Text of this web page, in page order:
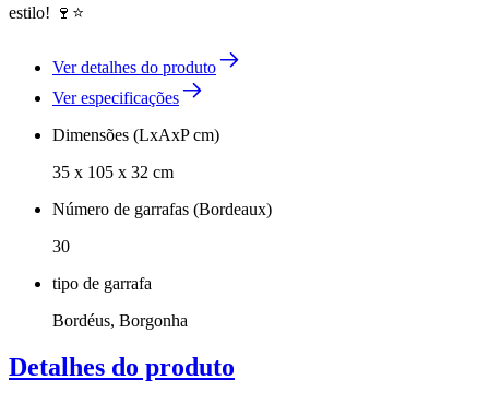
estilo! 🍷⭐
Ver detalhes do produto
Ver especificações
Dimensões (LxAxP cm)
35 x 105 x 32 cm
Número de garrafas (Bordeaux)
30
tipo de garrafa
Bordéus, Borgonha
Detalhes do produto